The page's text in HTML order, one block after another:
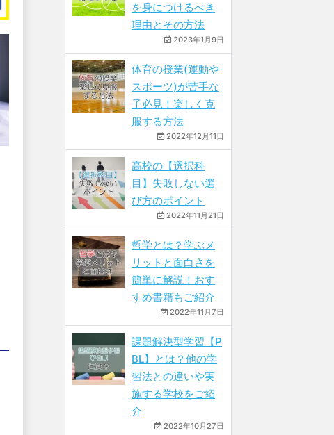
を身につけるべき
理由とその方法
2023年1月9日
体育の授業(運動や
スポーツ)が苦手な
子必見！楽しく克
服する方法
2022年12月11日
高校の【選択科
目】失敗しない選
び方のポイント
2022年11月21日
哲学とは？学ぶメ
リットと面白さを
簡単に解説！おす
すめ書籍もご紹介
2022年11月7日
課題解決型学習【P
BL】とは？他の学
習法との違いや実
施する学校をご紹
介
2022年10月27日